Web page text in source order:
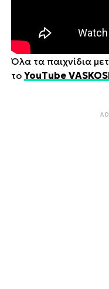
Όλα τα παιχνίδια
το YouTube